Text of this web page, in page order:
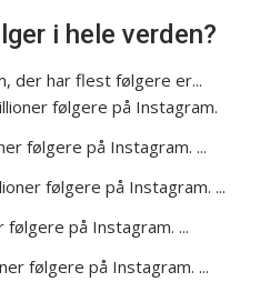
i hele verden?
der har flest følgere er...
følgere på Instagram.
følgere på Instagram. ...
følgere på Instagram. ...
følgere på Instagram. ...
følgere på Instagram. ...